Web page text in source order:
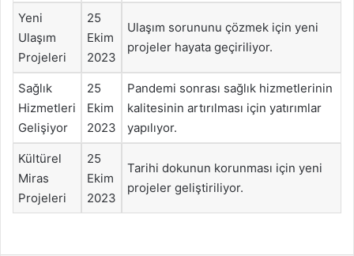
Yeni
Ulaşım
Projeleri
25
Ekim
2023
Ulaşım sorununu çözmek için yeni
projeler hayata geçiriliyor.
Sağlık
Hizmetleri
Gelişiyor
25
Ekim
2023
Pandemi sonrası sağlık hizmetlerinin
kalitesinin artırılması için yatırımlar
yapılıyor.
Kültürel
Miras
Projeleri
25
Ekim
2023
Tarihi dokunun korunması için yeni
projeler geliştiriliyor.